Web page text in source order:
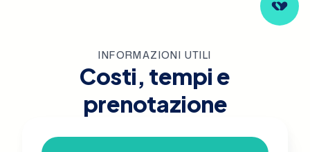
INFORMAZIONI UTILI
Costi, tempi e
prenotazione